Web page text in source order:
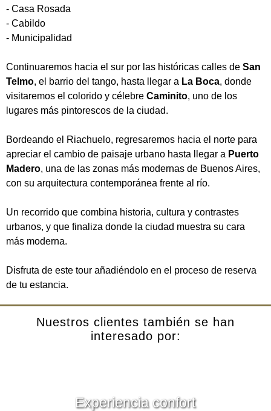
- Casa Rosada
- Cabildo
- Municipalidad
Continuaremos hacia el sur por las históricas calles de San
Telmo, el barrio del tango, hasta llegar a La Boca, donde
visitaremos el colorido y célebre Caminito, uno de los
lugares más pintorescos de la ciudad.
Bordeando el Riachuelo, regresaremos hacia el norte para
apreciar el cambio de paisaje urbano hasta llegar a Puerto
Madero, una de las zonas más modernas de Buenos Aires,
con su arquitectura contemporánea frente al río.
Un recorrido que combina historia, cultura y contrastes
urbanos, y que finaliza donde la ciudad muestra su cara
más moderna.
Disfruta de este tour añadiéndolo en el proceso de reserva
de tu estancia.
Nuestros clientes también se han
interesado por:
Experiencia confort